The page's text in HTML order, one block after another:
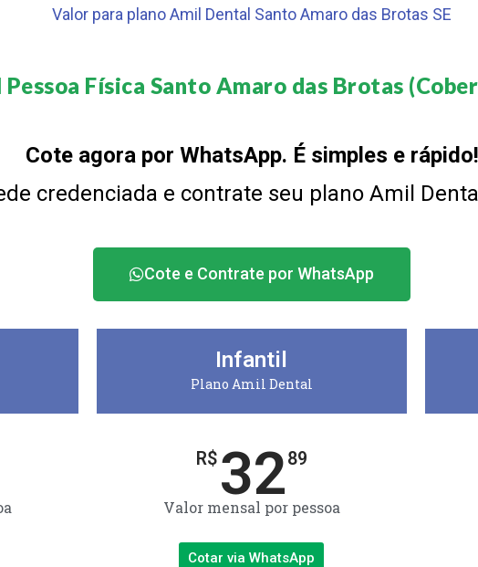
Valor para plano Amil Dental Santo Amaro das Brotas SE
Física Santo Amaro das Brotas
Cote agora por WhatsApp. É simples e rápido!
credenciada e contrate seu plano Amil
Cote e Contrate por WhatsApp
Infantil
Plano Amil Dental
R$ 3289
Valor mensal por pessoa
Cotar via WhatsApp